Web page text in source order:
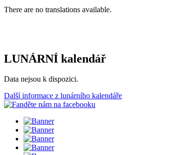
There are no translations available.
LUNÁRNÍ kalendář
Data nejsou k dispozici.
Další informace z lunárního kalendáře